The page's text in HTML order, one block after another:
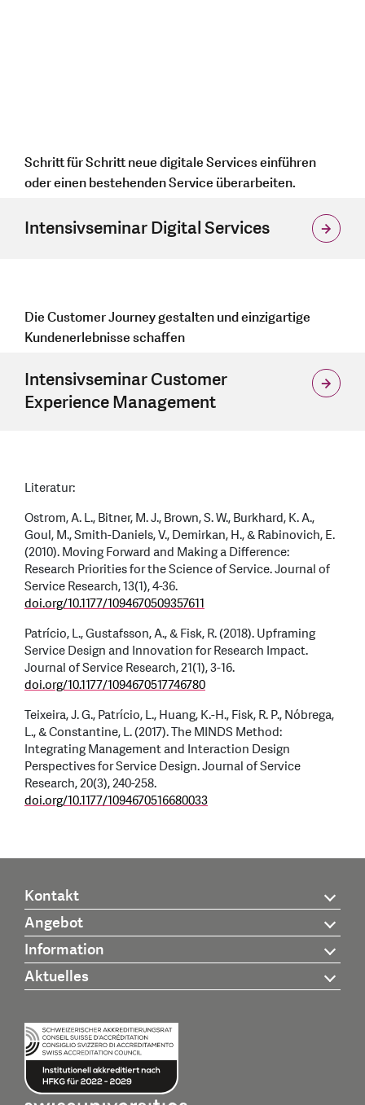
Schritt für Schritt neue digitale Services einführen
oder einen bestehenden Service überarbeiten.
Intensivseminar Digital Services
Die Customer Journey gestalten und einzigartige
Kundenerlebnisse schaffen
Intensivseminar Customer
Experience Management
Literatur:
Ostrom, A. L., Bitner, M. J., Brown, S. W., Burkhard, K. A.,
Goul, M., Smith-Daniels, V., Demirkan, H., & Rabinovich, E.
(2010). Moving Forward and Making a Difference:
Research Priorities for the Science of Service. Journal of
Service Research, 13(1), 4-36.
doi.org/10.1177/1094670509357611
Patrício, L., Gustafsson, A., & Fisk, R. (2018). Upframing
Service Design and Innovation for Research Impact.
Journal of Service Research, 21(1), 3-16.
doi.org/10.1177/1094670517746780
Teixeira, J. G., Patrício, L., Huang, K.-H., Fisk, R. P., Nóbrega,
L., & Constantine, L. (2017). The MINDS Method:
Integrating Management and Interaction Design
Perspectives for Service Design. Journal of Service
Research, 20(3), 240-258.
doi.org/10.1177/1094670516680033
Kontakt
Angebot
Information
Aktuelles